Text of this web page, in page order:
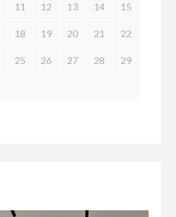
11 12 13 14 15
18 19 20 21 22
25 26 27 28 29